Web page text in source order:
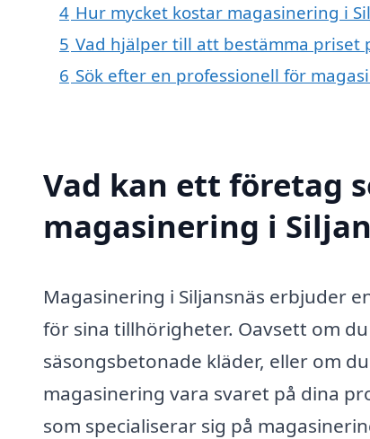
4 Hur mycket kostar magasinering i
5 Vad hjälper till att bestämma priset
6 Sök efter en professionell för
Vad kan ett företag
magasinering i
Magasinering i Siljansnäs erbjuder
för sina tillhörigheter. Oavsett om
säsongsbetonade kläder, eller om
magasinering vara svaret på dina
som specialiserar sig på